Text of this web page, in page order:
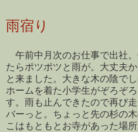
雨宿り
午前中月次のお仕事で出社
たらポツポツと雨が。大丈夫
と来ました。大きな木の陰で
ホームを着た小学生がぞろぞ
す。雨も止んできたので再び
バーっと。ちょっと先の杉の
こはもともとお寺があった場